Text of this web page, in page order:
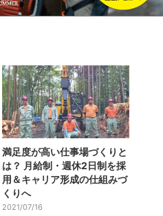
満足度が高い仕事場づくりと
は？ 月給制・週休2日制を採
用＆キャリア形成の仕組みづ
くりへ
2021/07/16